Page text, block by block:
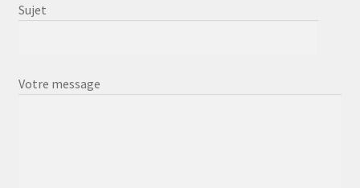
Sujet
Votre message